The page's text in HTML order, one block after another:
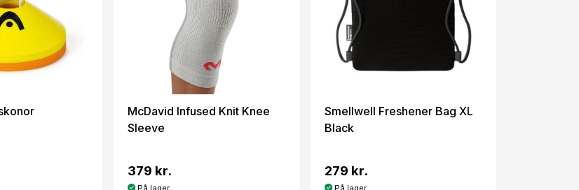
McDavid Infused Knit Knee
Sleeve
379 kr.
På lager
Smellwell Freshener Bag XL
Black
279 kr.
På lager